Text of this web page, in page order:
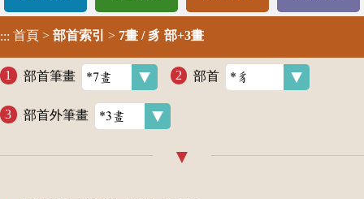
::: 首頁 > 部首索引 > 7畫 / 豸 部+3畫
部首筆畫 部首
部首外筆畫